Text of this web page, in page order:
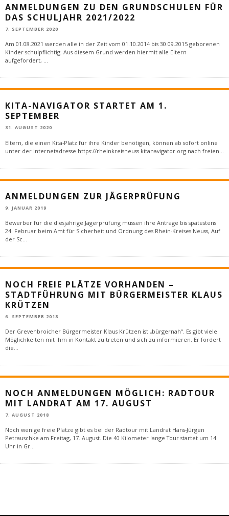
ANMELDUNGEN ZU DEN GRUNDSCHULEN FÜR
DAS SCHULJAHR 2021/2022
7. SEPTEMBER 2020
Am 01.08.2021 werden alle in der Zeit vom 01.10.2014 bis 30.09.2015 geborenen
Kinder schulpflichtig. Aus diesem Grund werden hiermit alle Eltern
aufgefordert, ...
KITA-NAVIGATOR STARTET AM 1.
SEPTEMBER
31. AUGUST 2020
Eltern, die einen Kita-Platz für ihre Kinder benötigen, können ab sofort online
unter der Internetadresse https://rheinkreisneuss.kitanavigator.org nach freien
ANMELDUNGEN ZUR JÄGERPRÜFUNG
9. JANUAR 2019
Bewerber für die diesjährige Jägerprüfung müssen ihre Anträge bis spätestens
24. Februar beim Amt für Sicherheit und Ordnung des Rhein-Kreises Neuss, Auf
der Sc
NOCH FREIE PLÄTZE VORHANDEN –
STADTFÜHRUNG MIT BÜRGERMEISTER KLAUS
KRÜTZEN
6. SEPTEMBER 2018
Der Grevenbroicher Bürgermeister Klaus Krützen ist „bürgernah“. Es gibt viele
Möglichkeiten mit ihm in Kontakt zu treten und sich zu informieren. Er fordert
die
NOCH ANMELDUNGEN MÖGLICH: RADTOUR
MIT LANDRAT AM 17. AUGUST
7. AUGUST 2018
Noch wenige freie Plätze gibt es bei der Radtour mit Landrat Hans-Jürgen
Petrauschke am Freitag, 17. August. Die 40 Kilometer lange Tour startet um 14
Uhr in Gr